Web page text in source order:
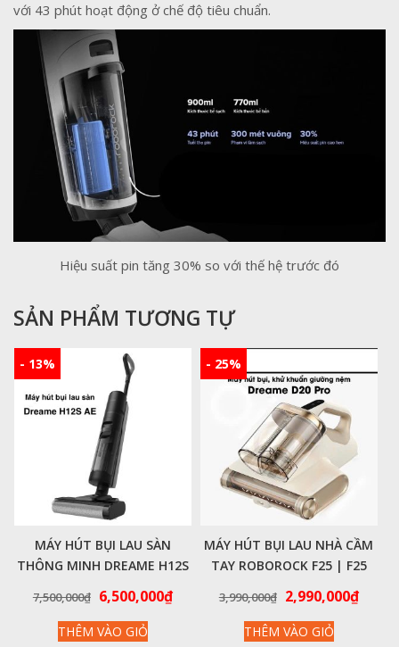
với 43 phút hoạt động ở chế độ tiêu chuẩn.
Hiệu suất pin tăng 30% so với thế hệ trước đó
SẢN PHẨM TƯƠNG TỰ
- 13%
MÁY HÚT BỤI LAU SÀN
THÔNG MINH DREAME H12S
7,500,000₫ Giá
là:
6,500,000₫Giá
THÊM VÀO GIỎ
- 25%
MÁY HÚT BỤI LAU NHÀ CẦM
TAY ROBOROCK F25 | F25
3,990,000₫ Giá
là:
2,990,000₫Giá
THÊM VÀO GIỎ